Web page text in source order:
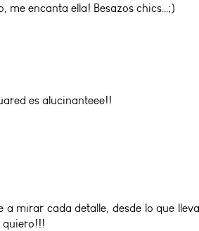
me encanta ella! Besazos chics…;)
es alucinanteee!!
mirar cada detalle, desde lo que
quiero!!!